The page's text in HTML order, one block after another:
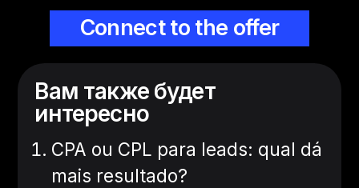
Connect to the offer
Вам также будет
интересно
CPA ou CPL para leads: qual dá
mais resultado?